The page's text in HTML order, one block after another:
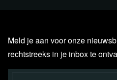
Meld je aan voor onze
rechtstreeks in je inbox te